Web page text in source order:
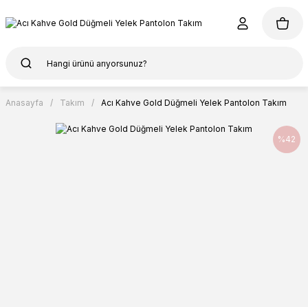
Anasayfa Takım Acı Kahve Gold Düğmeli Yelek Pantolon Takım
%42